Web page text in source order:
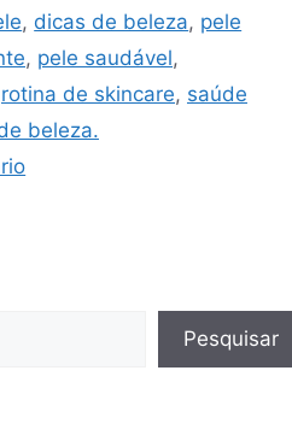
, dicas de beleza, pele
, pele saudável,
rotina de skincare, saúde
beleza.
Pesquisar